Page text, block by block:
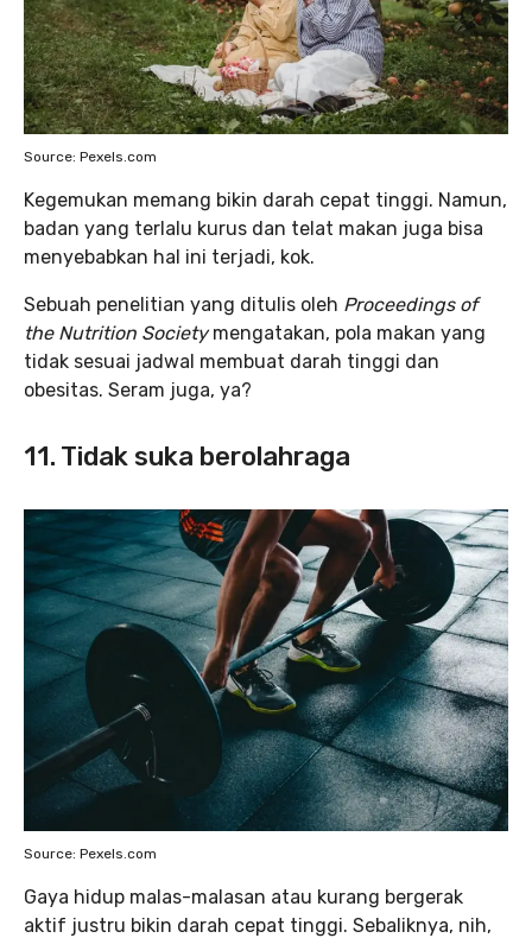
Source: Pexels.com
Kegemukan memang bikin darah cepat tinggi. Namun,
badan yang terlalu kurus dan telat makan juga bisa
menyebabkan hal ini terjadi, kok.
Sebuah penelitian yang ditulis oleh Proceedings of
the Nutrition Societymengatakan, pola makan yang
tidak sesuai jadwal membuat darah tinggi dan
obesitas. Seram juga, ya?
11. Tidak suka berolahraga
Source: Pexels.com
Gaya hidup malas-malasan atau kurang bergerak
aktif justru bikin darah cepat tinggi. Sebaliknya, nih,